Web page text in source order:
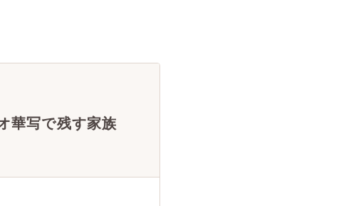
華写で残す家族